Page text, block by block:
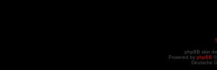
phpBB skin
Powered by phpBB
Deutsche